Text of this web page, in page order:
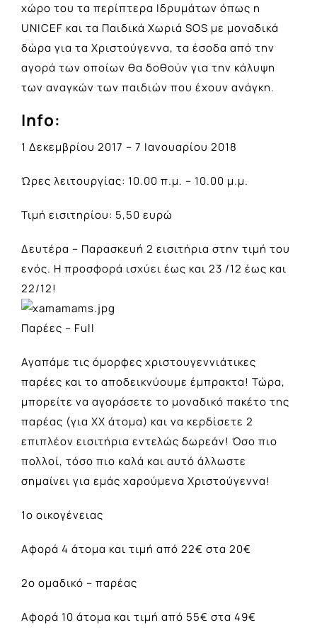
χώρο του τα περίπτερα Ιδρυμάτων όπως η
UNICEF και τα Παιδικά Χωριά SOS με μοναδικά
δώρα για τα Χριστούγεννα, τα έσοδα από την
αγορά των οποίων θα δοθούν για την κάλυψη
των αναγκών των παιδιών που έχουν ανάγκη.
Info:
1 Δεκεμβρίου 2017 – 7 Ιανουαρίου 2018
Ώρες λειτουργίας: 10.00 π.μ. – 10.00 μ.μ.
Τιμή εισιτηρίου: 5,50 ευρώ
Δευτέρα – Παρασκευή 2 εισιτήρια στην τιμή του
ενός. Η προσφορά ισχύει έως και 23 /12 έως και
22/12!
Παρέες – Full
Αγαπάμε τις όμορφες χριστουγεννιάτικες
παρέες και το αποδεικνύουμε έμπρακτα! Τώρα,
μπορείτε να αγοράσετε το μοναδικό πακέτο της
παρέας (για ΧΧ άτομα) και να κερδίσετε 2
επιπλέον εισιτήρια εντελώς δωρεάν! Όσο πιο
πολλοί, τόσο πιο καλά και αυτό άλλωστε
σημαίνει για εμάς χαρούμενα Χριστούγεννα!
1ο οικογένειας
Αφορά 4 άτομα και τιμή από 22€ στα 20€
2ο ομαδικό – παρέας
Αφορά 10 άτομα και τιμή από 55€ στα 49€